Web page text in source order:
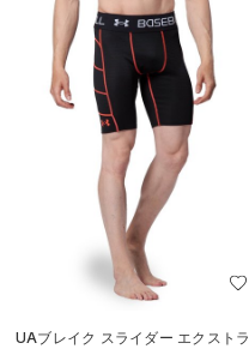
UAブレイク スライダー エクストラ